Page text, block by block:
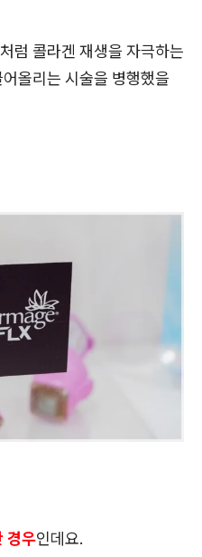
럼 콜라겐 재생을 자극하는
올리는 시술을 병행했을
경우인데요.